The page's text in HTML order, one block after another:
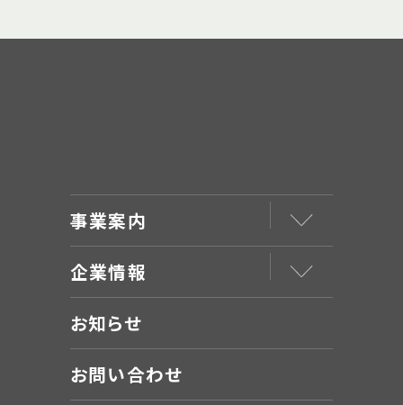
事業案内
企業情報
お知らせ
お問い合わせ